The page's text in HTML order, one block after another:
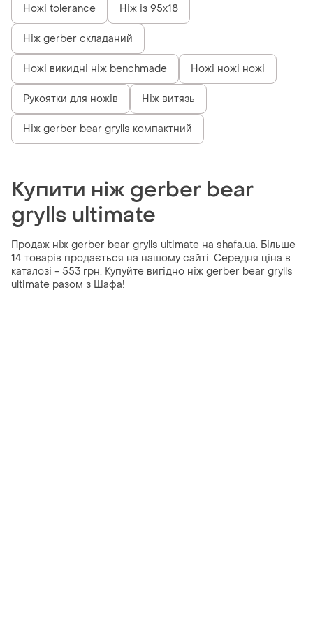
Ножі tolerance Ніж із 95х18
Ніж gerber складаний
Ножі викидні ніж benchmade Ножі ножі ножі
Рукоятки для ножів Ніж витязь
Ніж gerber bear grylls компактний
Купити ніж gerber bear
grylls ultimate
Продаж ніж gerber bear grylls ultimate на shafa.ua. Більше
14 товарів продається на нашому сайті. Середня ціна в
каталозі - 553 грн. Купуйте вигідно ніж gerber bear grylls
ultimate разом з Шафа!